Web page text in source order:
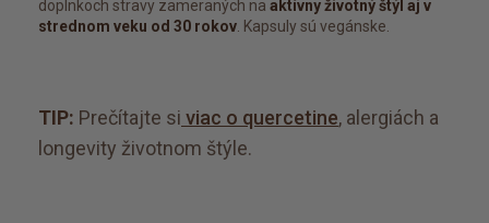
doplnkoch stravy zameraných na aktívny životný štýl aj v
strednom veku od 30 rokov . Kapsuly sú vegánske.
TIP: Prečítajte si viac o quercetine, alergiách a
longevity životnom štýle.